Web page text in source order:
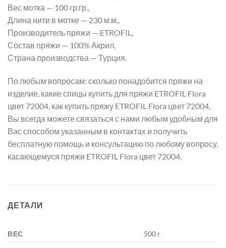
Вес мотка — 100 гр.гр.,
Длина нити в мотке — 230 м.м.,
Производитель пряжи — ETROFIL,
Состав пряжи — 100% Акрил,
Страна производства — Турция.
По любым вопросам: сколько понадобится пряжи на
изделие, какие спицы купить для пряжи ETROFIL Flora
цвет 72004, как купить пряжу ETROFIL Flora цвет 72004,
Вы всегда можете связаться с нами любым удобным для
Вас способом указанным в контактах и получить
бесплатную помощь и консультацию по любому вопросу,
касающемуся пряжи ETROFIL Flora цвет 72004.
ДЕТАЛИ
ВЕС 500 г